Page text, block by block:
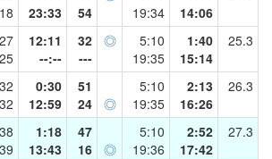
23:33
54
19:34
14:06
12:11
--:--
32
---
◎
5:10
19:35
1:40
15:14
25.3
0:30
12:59
51
24
◎
5:10
19:35
2:13
16:26
26.3
1:18
13:43
47
16
◎
5:10
19:36
2:52
17:42
27.3